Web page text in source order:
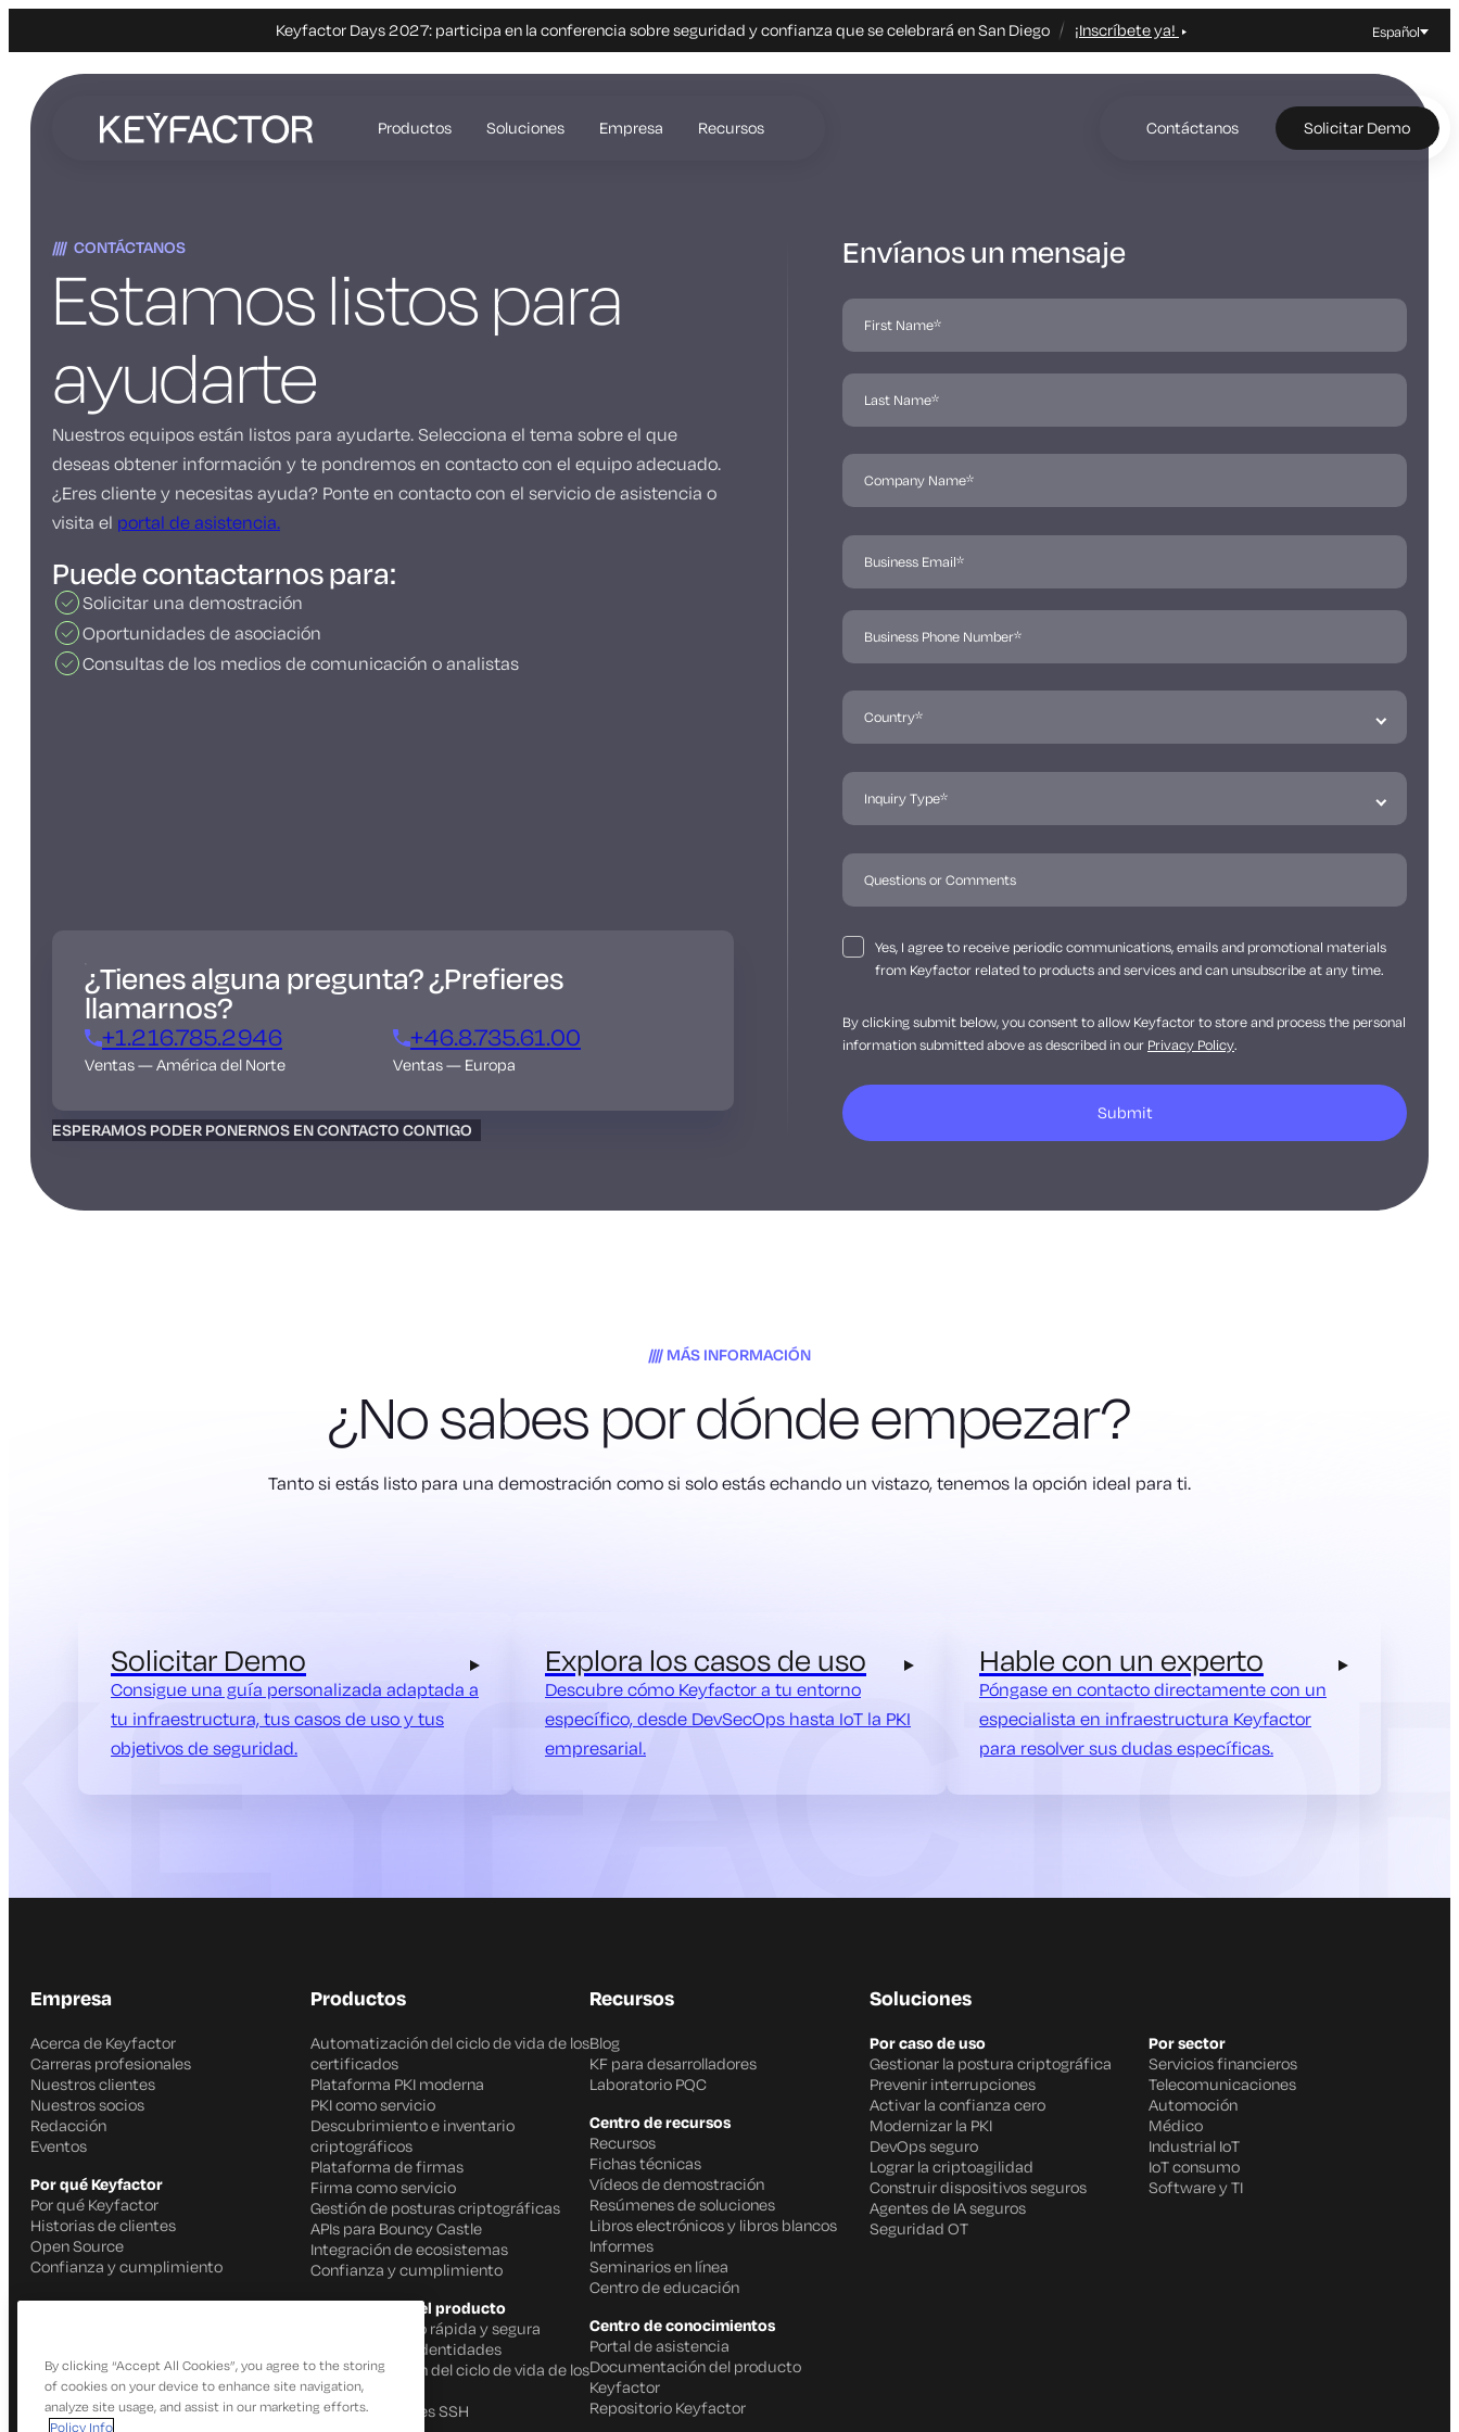
Keyfactor Days 2027: participa en la conferencia sobre seguridad y confianza que se celebrará en San Diego ¡Inscríbete ya! Español
Ir
contenido
principal
Productos Soluciones Empresa Recursos Contáctanos Solicitar Demo
CONTÁCTANOS
Estamos listos para
ayudarte
Nuestros equipos están listos para ayudarte. Selecciona el tema sobre el que
deseas obtener información y te pondremos en contacto con el equipo adecuado.
¿Eres cliente y necesitas ayuda? Ponte en contacto con el servicio de asistencia o
visita el portal de asistencia.
Puede contactarnos para:
Solicitar una demostración
Oportunidades de asociación
Consultas de los medios de comunicación o analistas
¿Tienes alguna pregunta? ¿Prefieres
llamarnos?
+1.216.785.2946
Ventas — América del Norte
+46.8.735.61.00
Ventas — Europa
ESPERAMOS PODER PONERNOS EN CONTACTO CONTIGO
Envíanos un mensaje
Yes, I agree to receive periodic communications, emails and promotional materials
from Keyfactor related to products and services and can unsubscribe at any time.
By clicking submit below, you consent to allow Keyfactor to store and process the personal
information submitted above as described in our Privacy Policy.
MÁS INFORMACIÓN
¿No sabes por dónde empezar?
Tanto si estás listo para una demostración como si solo estás echando un vistazo, tenemos la opción ideal para ti.
Solicitar Demo
Consigue una guía personalizada adaptada a
tu infraestructura, tus casos de uso y tus
objetivos de seguridad.
Explora los casos de uso
Descubre cómo Keyfactor a tu entorno
específico, desde DevSecOps hasta IoT la PKI
empresarial.
Hable con un experto
Póngase en contacto directamente con un
especialista en infraestructura Keyfactor
para resolver sus dudas específicas.
Empresa
Acerca de Keyfactor
Carreras profesionales
Nuestros clientes
Nuestros socios
Redacción
Eventos
Por qué Keyfactor
Por qué Keyfactor
Historias de clientes
Open Source
Confianza y cumplimiento
Productos
Automatización del ciclo de vida de los
certificados
Plataforma PKI moderna
PKI como servicio
Descubrimiento e inventario
criptográficos
Plataforma de firmas
Firma como servicio
Gestión de posturas criptográficas
APIs para Bouncy Castle
Integración de ecosistemas
Confianza y cumplimiento
Capacidades del producto
Firma de código rápida y segura
IoT Gestión de identidades
Automatización del ciclo de vida de los
certificados
Gestión de claves SSH
Recursos
Blog
KF para desarrolladores
Laboratorio PQC
Centro de recursos
Recursos
Fichas técnicas
Vídeos de demostración
Resúmenes de soluciones
Libros electrónicos y libros blancos
Informes
Seminarios en línea
Centro de educación
Centro de conocimientos
Portal de asistencia
Documentación del producto
Keyfactor
Repositorio Keyfactor
Soluciones
Por caso de uso
Gestionar la postura criptográfica
Prevenir interrupciones
Activar la confianza cero
Modernizar la PKI
DevOps seguro
Lograr la criptoagilidad
Construir dispositivos seguros
Agentes de IA seguros
Seguridad OT
Por sector
Servicios financieros
Telecomunicaciones
Automoción
Médico
Industrial IoT
IoT consumo
Software y TI
By clicking “Accept All Cookies”, you agree to the storing
of cookies on your device to enhance site navigation,
analyze site usage, and assist in our marketing efforts.
Policy Info